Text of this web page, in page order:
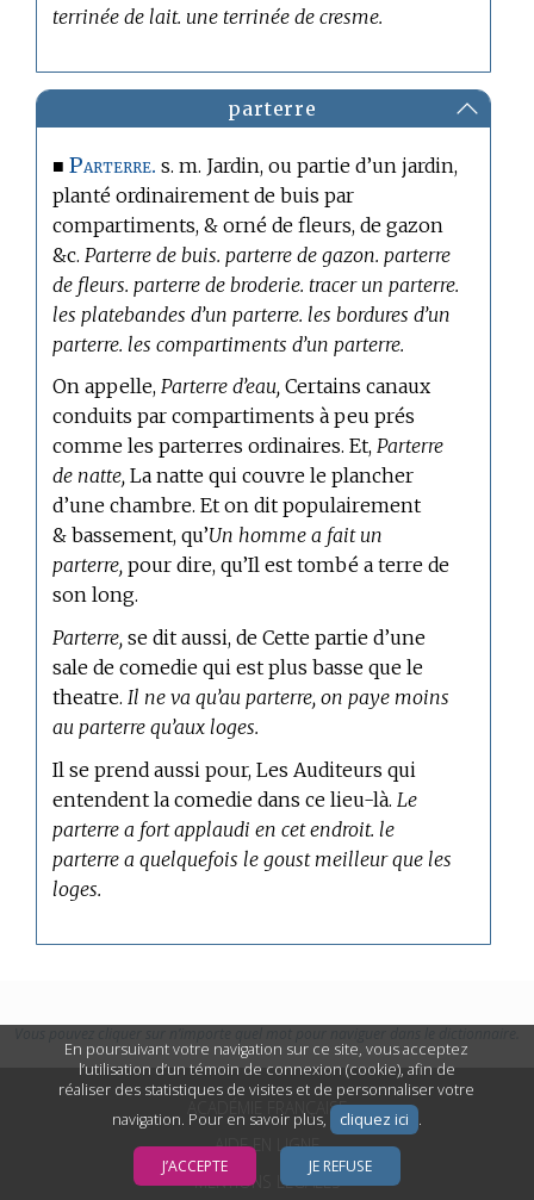
En poursuivant votre navigation sur ce site, vous acceptez
l’utilisation d’un témoin de connexion (cookie), afin de
réaliser des statistiques de visites et de personnaliser votre
navigation. Pour en savoir plus,
cliquez ici .
J’ACCEPTE JE REFUSE
terrinée de lait. une terrinée de cresme.
parterre
■Parterre. s. m. Jardin, ou partie d’un jardin,
planté ordinairement de buis par
compartiments, & orné de fleurs, de gazon
&c. Parterre de buis. parterre de gazon. parterre
de fleurs. parterre de broderie. tracer un parterre.
les platebandes d’un parterre. les bordures d’un
parterre. les compartiments d’un parterre.
On appelle,Parterre d’eau, Certains canaux
conduits par compartiments à peu prés
comme les parterres ordinaires. Et,Parterre
de natte, La natte qui couvre le plancher
d’une chambre. Et on dit populairement
& bassement, qu’Un homme a fait un
parterre, pour dire, qu’Il est tombé a terre de
son long.
Parterre, se dit aussi, de Cette partie d’une
sale de comedie qui est plus basse que le
theatre. Il ne va qu’au parterre, on paye moins
au parterre qu’aux loges.
Il se prend aussi pour, Les Auditeurs qui
entendent la comedie dans ce lieu-là. Le
parterre a fort applaudi en cet endroit. le
parterre a quelquefois le goust meilleur que les
loges.
ACADÉMIE FRANÇAISE
AIDE EN LIGNE
MENTIONS LÉGALES